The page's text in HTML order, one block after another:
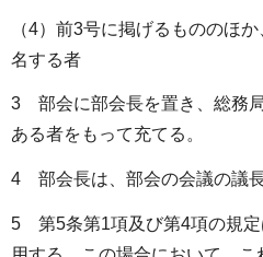
（4）前3号に掲げるもののほ
名する者
3 部会に部会長を置き、総務
ある者をもって充てる。
4 部会長は、部会の会議の議長
5 第5条第1項及び第4項の規定